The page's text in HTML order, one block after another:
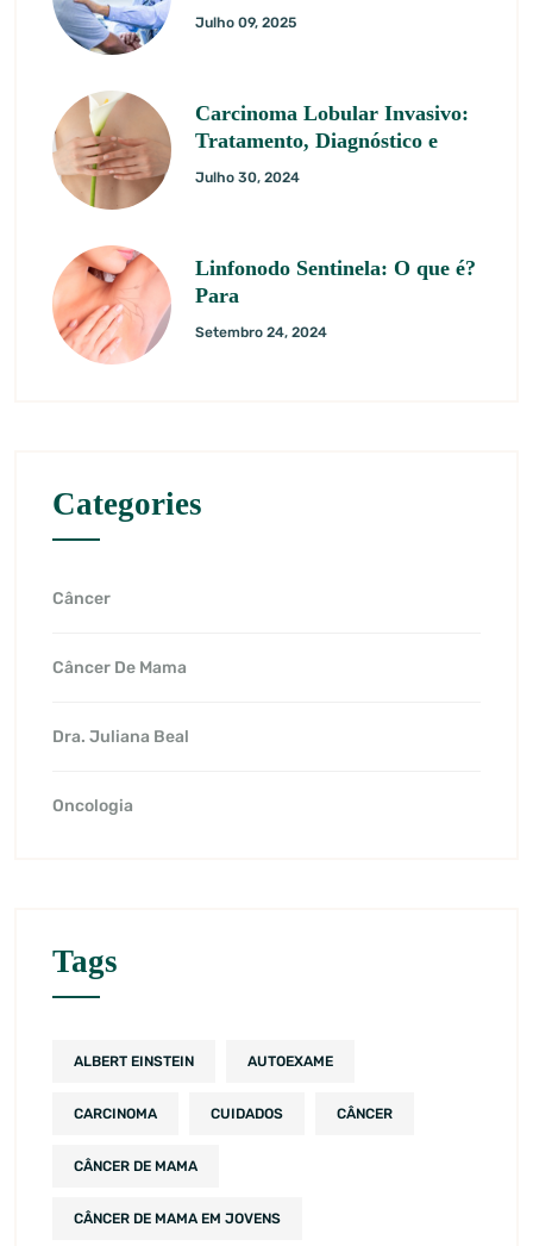
Julho 09, 2025
Carcinoma Lobular Invasivo:
Tratamento, Diagnóstico e
Julho 30, 2024
Linfonodo Sentinela: O que é?
Para
Setembro 24, 2024
Categories
Câncer
Câncer De Mama
Dra. Juliana Beal
Oncologia
Tags
ALBERT EINSTEIN AUTOEXAME
CARCINOMA CUIDADOS CÂNCER
CÂNCER DE MAMA
CÂNCER DE MAMA EM JOVENS